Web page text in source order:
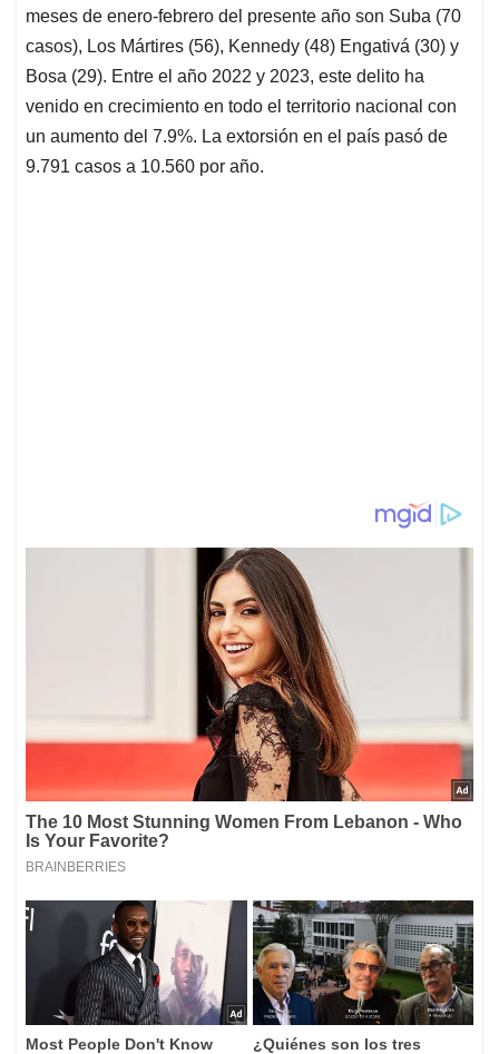
meses de enero-febrero del presente año son Suba (70
casos), Los Mártires (56), Kennedy (48) Engativá (30) y
Bosa (29). Entre el año 2022 y 2023, este delito ha
venido en crecimiento en todo el territorio nacional con
un aumento del 7.9%. La extorsión en el país pasó de
9.791 casos a 10.560 por año.